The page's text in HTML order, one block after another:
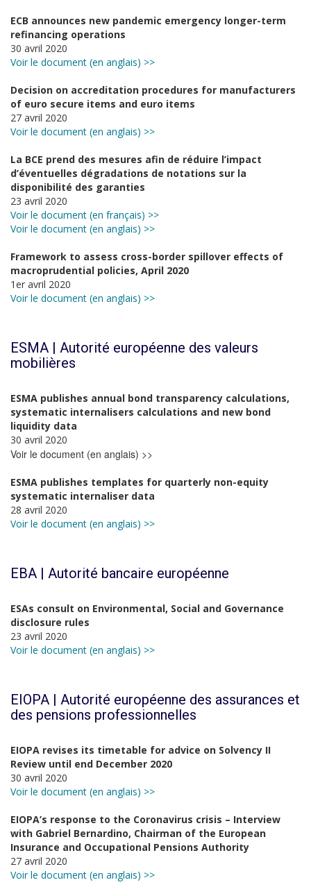
ECB announces new pandemic emergency longer-term
refinancing operations
30 avril 2020
Voir le document (en anglais) >>
Decision on accreditation procedures for manufacturers
of euro secure items and euro items
27 avril 2020
Voir le document (en anglais) >>
La BCE prend des mesures afin de réduire l’impact
d’éventuelles dégradations de notations sur la
disponibilité des garanties
23 avril 2020
Voir le document (en français) >>
Voir le document (en anglais) >>
Framework to assess cross-border spillover effects of
macroprudential policies, April 2020
1er avril 2020
Voir le document (en anglais) >>
ESMA | Autorité européenne des valeurs
mobilières
ESMA publishes annual bond transparency calculations,
systematic internalisers calculations and new bond
liquidity data
30 avril 2020
Voir le document (en anglais) >>
ESMA publishes templates for quarterly non-equity
systematic internaliser data
28 avril 2020
Voir le document (en anglais) >>
EBA | Autorité bancaire européenne
ESAs consult on Environmental, Social and Governance
disclosure rules
23 avril 2020
Voir le document (en anglais) >>
EIOPA | Autorité européenne des assurances et
des pensions professionnelles
EIOPA revises its timetable for advice on Solvency II
Review until end December 2020
30 avril 2020
Voir le document (en anglais) >>
EIOPA’s response to the Coronavirus crisis – Interview
with Gabriel Bernardino, Chairman of the European
Insurance and Occupational Pensions Authority
27 avril 2020
Voir le document (en anglais) >>